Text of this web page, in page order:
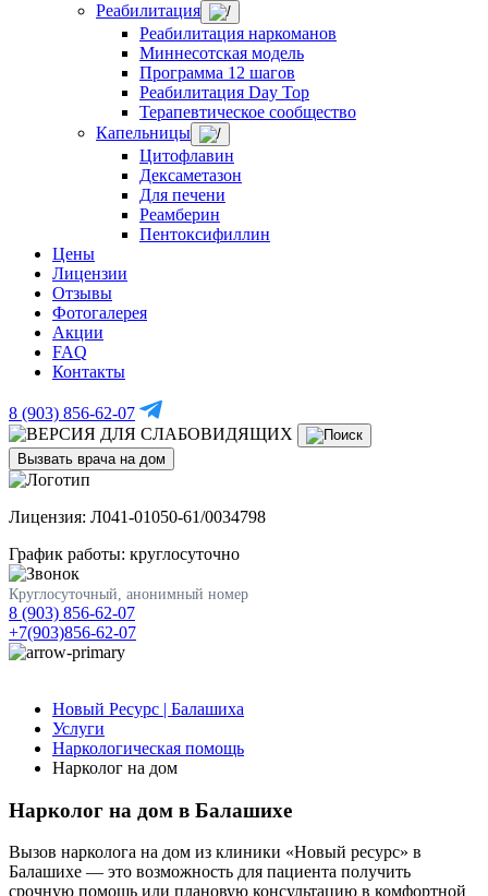
Реабилитация
Реабилитация наркоманов
Миннесотская модель
Программа 12 шагов
Реабилитация Day Top
Терапевтическое сообщество
Капельницы
Цитофлавин
Дексаметазон
Для печени
Реамберин
Пентоксифиллин
Цены
Лицензии
Отзывы
Фотогалерея
Акции
FAQ
Контакты
8 (903) 856-62-07
Вызвать врача на дом
Лицензия: Л041-01050-61/0034798
График работы: круглосуточно
Круглосуточный, анонимный номер
8 (903) 856-62-07
+7(903)856-62-07
Новый Ресурс | Балашиха
Услуги
Наркологическая помощь
Нарколог на дом
Нарколог на дом в Балашихе
Вызов нарколога на дом из клиники «Новый ресурс» в
Балашихе — это возможность для пациента получить
срочную помощь или плановую консультацию в комфортной